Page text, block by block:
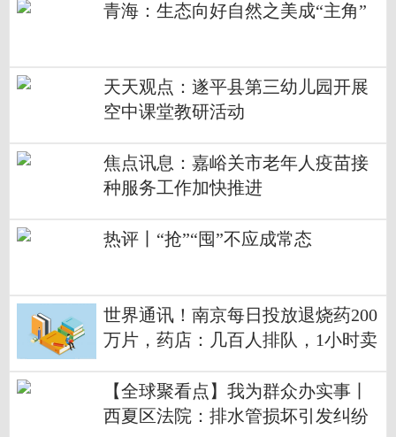
青海：生态向好自然之美成“主角”
天天观点：遂平县第三幼儿园开展
空中课堂教研活动
焦点讯息：嘉峪关市老年人疫苗接
种服务工作加快推进
热评丨“抢”“囤”不应成常态
世界通讯！南京每日投放退烧药200
万片，药店：几百人排队，1小时卖
【全球聚看点】我为群众办实事丨
西夏区法院：排水管损坏引发纠纷